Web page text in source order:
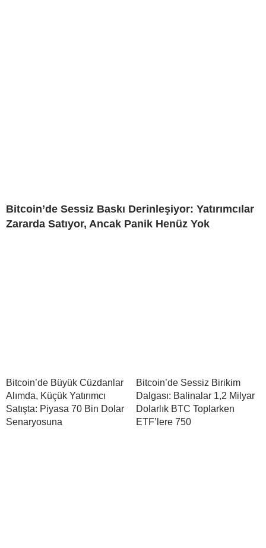
Bitcoin’de Sessiz Baskı Derinleşiyor: Yatırımcılar
Zararda Satıyor, Ancak Panik Henüz Yok
Bitcoin’de Büyük Cüzdanlar
Alımda, Küçük Yatırımcı
Satışta: Piyasa 70 Bin Dolar
Senaryosuna
Bitcoin’de Sessiz Birikim
Dalgası: Balinalar 1,2 Milyar
Dolarlık BTC Toplarken
ETF’lere 750